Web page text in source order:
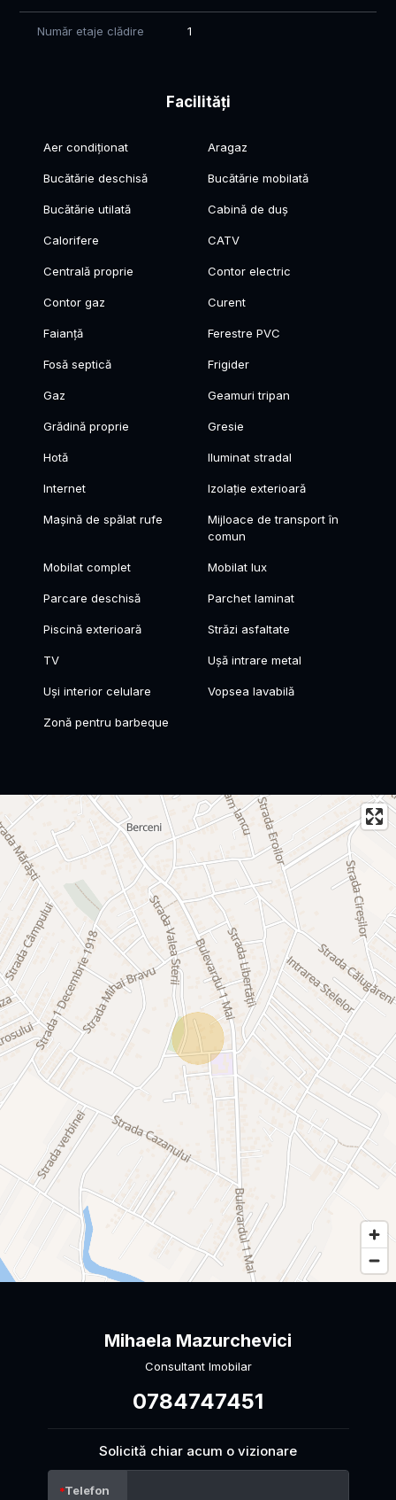
Număr etaje clădire 1
Facilități
Aer condiționat Aragaz
Bucătărie deschisă Bucătărie mobilată
Bucătărie utilată Cabină de duș
Calorifere CATV
Centrală proprie Contor electric
Contor gaz Curent
Faianță Ferestre PVC
Fosă septică Frigider
Gaz Geamuri tripan
Grădină proprie Gresie
Hotă Iluminat stradal
Internet Izolație exterioară
Mașină de spălat rufe
Mijloace de transport în
comun
Mobilat complet Mobilat lux
Parcare deschisă Parchet laminat
Piscină exterioară Străzi asfaltate
TV Ușă intrare metal
Uși interior celulare Vopsea lavabilă
Zonă pentru barbeque
Mihaela Mazurchevici
Consultant Imobilar
0784747451
Solicită chiar acum o vizionare
Telefon